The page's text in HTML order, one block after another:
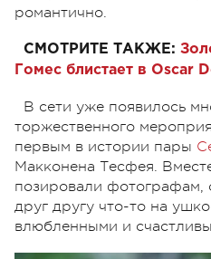
романтично.
СМОТРИТЕ ТАКЖЕ:
Гомес блистает в Oscar
В сети уже появилось
торжественного
первым в истории пары
Макконена Тесфея.
позировали фотографам,
друг другу что-то на
влюбленными и